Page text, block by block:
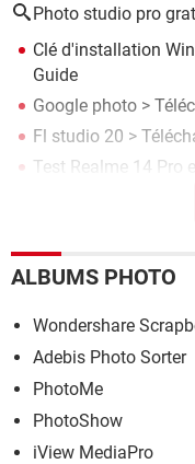
Photo studio pro
Clé d'installation
Guide
Google photo >
Fl studio 20 >
Test Realme 14 Pro
milieu de gamme
>
ALBUMS PHOTO
Wondershare
Adebis Photo Sorter
PhotoMe
PhotoShow
iView MediaPro